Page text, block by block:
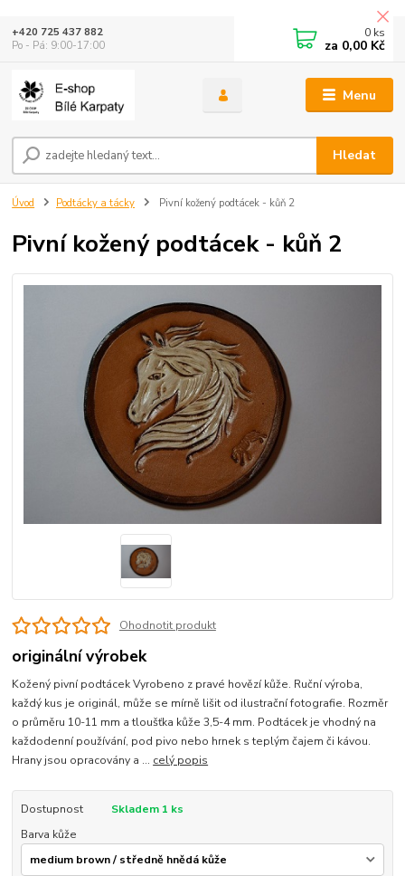
Menu
Hledat
+420 725 437 882
Po - Pá: 9:00-17:00
0 ks
za 0,00 Kč
Úvod Podtácky a tácky Pivní kožený podtácek - kůň 2
Pivní kožený podtácek - kůň 2
Ohodnotit produkt
originální výrobek
Kožený pivní podtácek Vyrobeno z pravé hovězí kůže. Ruční výroba,
každý kus je originál, může se mírně lišit od ilustrační fotografie. Rozměr
o průměru 10-11 mm a tloušťka kůže 3,5-4 mm. Podtácek je vhodný na
každodenní používání, pod pivo nebo hrnek s teplým čajem či kávou.
Hrany jsou opracovány a ... celý popis
Dostupnost
Skladem 1 ks
Barva kůže